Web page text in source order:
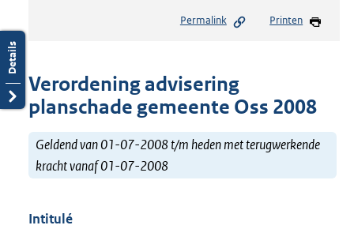
Permalink Printen
Verordening advisering
planschade gemeente Oss 2008
Geldend van 01-07-2008 t/m heden met terugwerkende
kracht vanaf 01-07-2008
Intitulé